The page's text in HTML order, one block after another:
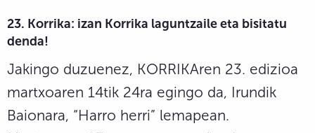
23. Korrika: izan Korrika laguntzaile eta bisitatu
denda!
Jakingo duzuenez, KORRIKAren 23. edizioa
martxoaren 14tik 24ra egingo da, Irundik
Baionara, “Harro herri” lemapean.